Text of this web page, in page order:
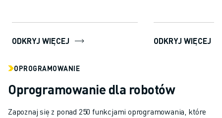
ODKRYJ WIĘCEJ ODKRYJ WIĘCEJ
OPROGRAMOWANIE
Oprogramowanie dla robotów
Zapoznaj się z ponad 250 funkcjami oprogramowania, które